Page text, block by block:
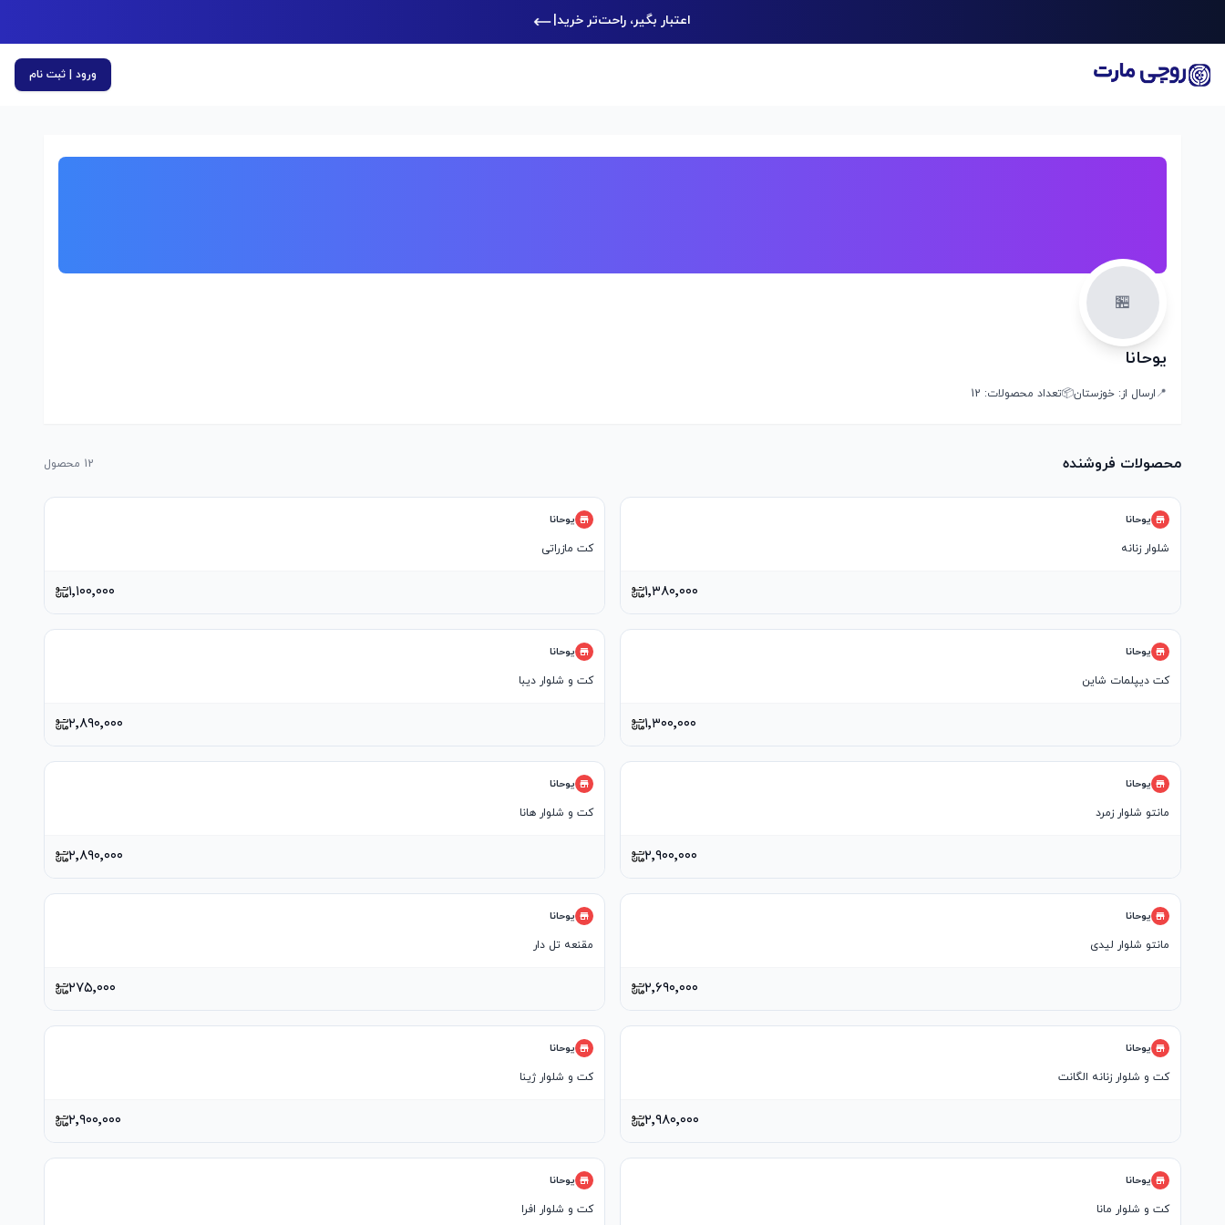
اعتبار بگیر، راحت‌تر خرید کن|
ورود | ثبت نام
🏪
یوحانا
📍ارسال از: خوزستان📦تعداد محصولات: 12
محصولات فروشنده 12 محصول
یوحانا
شلوار زنانه
۱٬۳۸۰٬۰۰۰
یوحانا
کت مازراتی
۱٬۱۰۰٬۰۰۰
یوحانا
کت دیپلمات شاین
۱٬۳۰۰٬۰۰۰
یوحانا
کت و شلوار دیبا
۲٬۸۹۰٬۰۰۰
یوحانا
مانتو شلوار زمرد
۲٬۹۰۰٬۰۰۰
یوحانا
کت و شلوار هانا
۲٬۸۹۰٬۰۰۰
یوحانا
مانتو شلوار لیدی
۲٬۶۹۰٬۰۰۰
یوحانا
مقنعه تل دار
۲۷۵٬۰۰۰
یوحانا
کت و شلوار زنانه الگانت
۲٬۹۸۰٬۰۰۰
یوحانا
کت و شلوار ژینا
۲٬۹۰۰٬۰۰۰
یوحانا
کت و شلوار مانا
یوحانا
کت و شلوار افرا